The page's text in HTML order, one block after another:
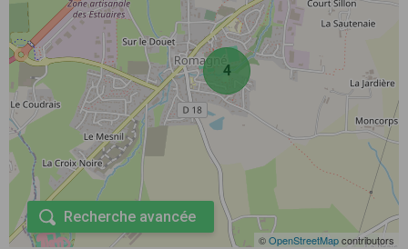
4
©OpenStreetMapcontributors
Recherche avancée